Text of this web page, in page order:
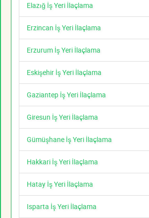
Elazığ İş Yeri İlaçlama
Erzincan İş Yeri İlaçlama
Erzurum İş Yeri İlaçlama
Eskişehir İş Yeri İlaçlama
Gaziantep İş Yeri İlaçlama
Giresun İş Yeri İlaçlama
Gümüşhane İş Yeri İlaçlama
Hakkari İş Yeri İlaçlama
Hatay İş Yeri İlaçlama
Isparta İş Yeri İlaçlama